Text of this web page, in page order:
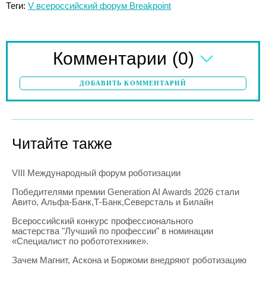
Теги: V всероссийский форум Breakpoint
Комментарии (0)
ДОБАВИТЬ КОММЕНТАРИЙ
Читайте также
VIII Международный форум роботизации
Победителями премии Generation AI Awards 2026 стали
Авито, Альфа-Банк,Т-Банк,Северсталь и Билайн
Всероссийский конкурс профессионального
мастерства "Лучший по профессии" в номинации
«Специалист по робототехнике».
Зачем Магнит, Аскона и Боржоми внедряют роботизацию